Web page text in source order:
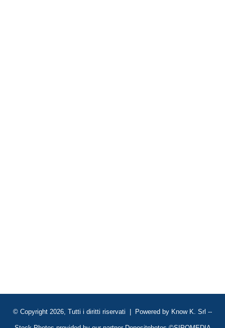
© Copyright 2026, Tutti i diritti riservati | Powered by Know K. Srl --